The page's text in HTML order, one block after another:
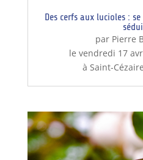
Des cerfs aux lucioles :
par Pierre
le vendredi 17
à Saint-